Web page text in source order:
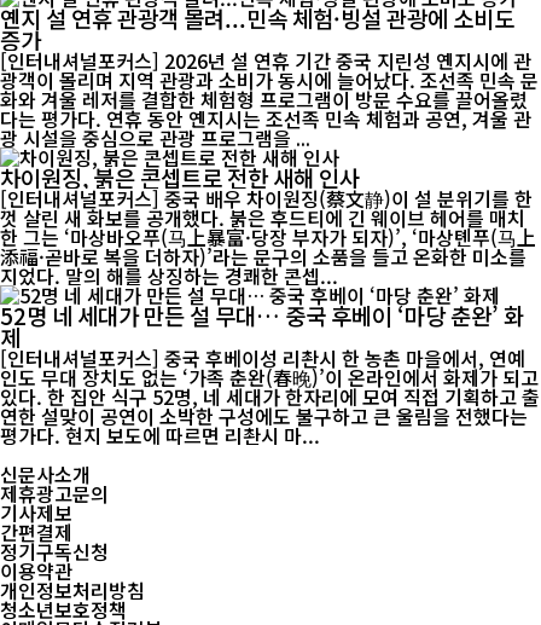
옌지 설 연휴 관광객 몰려...민속 체험·빙설 관광에 소비도
증가
[인터내셔널포커스] 2026년 설 연휴 기간 중국 지린성 옌지시에 관
광객이 몰리며 지역 관광과 소비가 동시에 늘어났다. 조선족 민속 문
화와 겨울 레저를 결합한 체험형 프로그램이 방문 수요를 끌어올렸
다는 평가다. 연휴 동안 옌지시는 조선족 민속 체험과 공연, 겨울 관
광 시설을 중심으로 관광 프로그램을 ...
차이원징, 붉은 콘셉트로 전한 새해 인사
[인터내셔널포커스] 중국 배우 차이원징(蔡文静)이 설 분위기를 한
껏 살린 새 화보를 공개했다. 붉은 후드티에 긴 웨이브 헤어를 매치
한 그는 ‘마상바오푸(马上暴富·당장 부자가 되자)’, ‘마상톈푸(马上
添福·곧바로 복을 더하자)’라는 문구의 소품을 들고 온화한 미소를
지었다. 말의 해를 상징하는 경쾌한 콘셉...
52명 네 세대가 만든 설 무대… 중국 후베이 ‘마당 춘완’ 화
제
[인터내셔널포커스] 중국 후베이성 리촨시 한 농촌 마을에서, 연예
인도 무대 장치도 없는 ‘가족 춘완(春晚)’이 온라인에서 화제가 되고
있다. 한 집안 식구 52명, 네 세대가 한자리에 모여 직접 기획하고 출
연한 설맞이 공연이 소박한 구성에도 불구하고 큰 울림을 전했다는
평가다. 현지 보도에 따르면 리촨시 마...
신문사소개
제휴광고문의
기사제보
간편결제
정기구독신청
이용약관
개인정보처리방침
청소년보호정책